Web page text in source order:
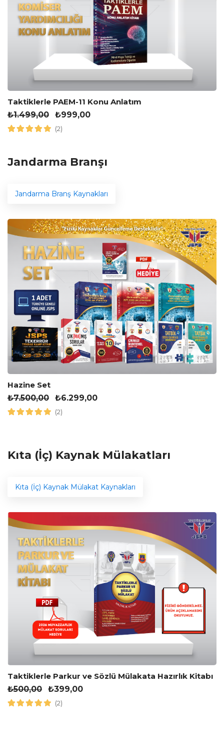
Taktiklerle PAEM-11 Konu Anlatım
₺1.499,00 ₺999,00
(2)
Jandarma Branşı
Jandarma Branş Kaynakları
Hazine Set
₺7.500,00 ₺6.299,00
(2)
Kıta (İç) Kaynak Mülakatları
Kıta (İç) Kaynak Mülakat Kaynakları
Taktiklerle Parkur ve Sözlü Mülakata Hazırlık Kitabı
₺500,00 ₺399,00
(2)